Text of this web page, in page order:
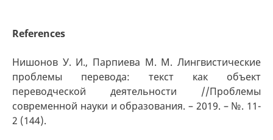
References
Нишонов У. И., Парпиева М. М. Лингвистические
проблемы перевода: текст как объект
переводческой деятельности //Проблемы
современной науки и образования. – 2019. – №. 11-
2 (144).